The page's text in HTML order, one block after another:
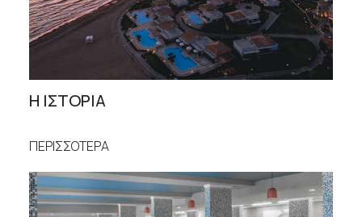
Η ΙΣΤΟΡΙΑ
ΠΕΡΙΣΣΟΤΕΡΑ